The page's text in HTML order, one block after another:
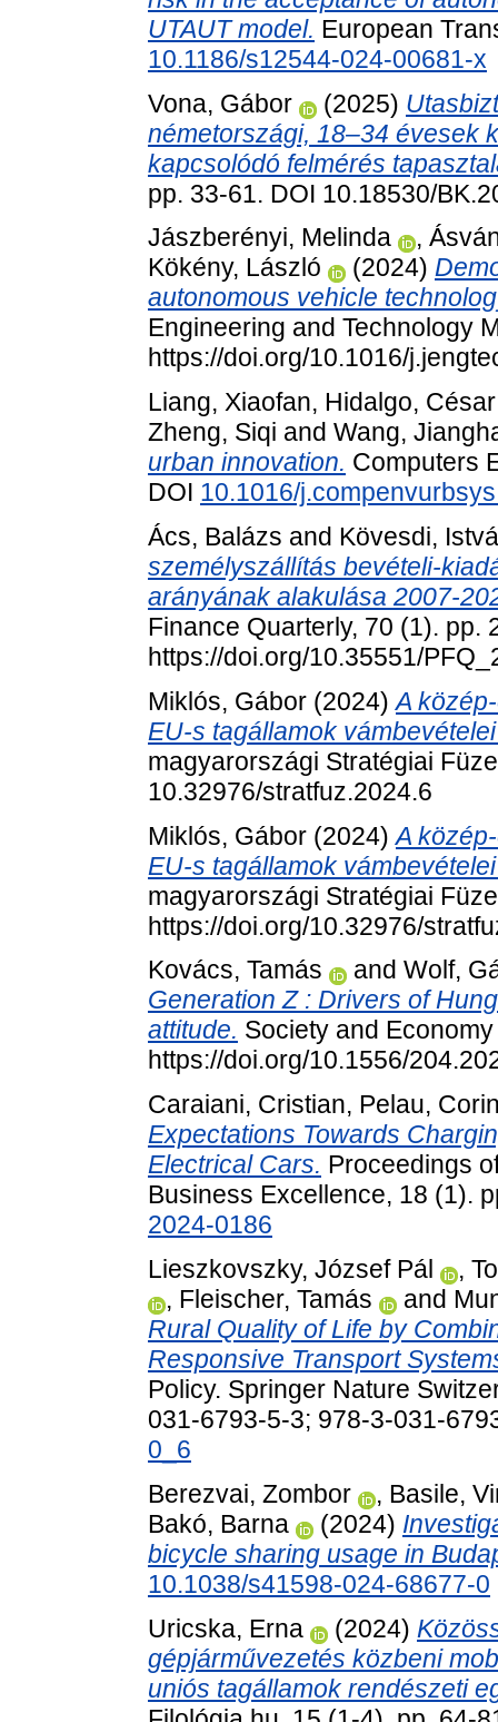
UTAUT model. European
10.1186/s12544-024-00681-x
Vona, Gábor
(2025)
németországi, 18–34 évesek
kapcsolódó felmérés
pp. 33-61. DOI 10.18530/
Jászberényi, Melinda
,
Kökény, László
(2024)
autonomous vehicle
Engineering and Technology
https://doi.org/10.1016/
Liang, Xiaofan, Hidalgo,
Zheng, Siqi and Wang,
urban innovation. Computers
DOI 10.1016/
Ács, Balázs and Kövesdi,
személyszállítás bevételi-
arányának alakulása 2007-
Finance Quarterly, 70 (1). pp.
https://doi.org/10.35551/
Miklós, Gábor (2024)A
EU-s tagállamok
magyarországi Stratégiai
10.32976/stratfuz.2024.6
Miklós, Gábor (2024)A
EU-s tagállamok
magyarországi Stratégiai
https://doi.org/10.32976/
Kovács, Tamás
and Wolf,
Generation Z : Drivers of
attitude. Society and
https://doi.org/10.1556/
Caraiani, Cristian, Pelau,
Expectations Towards
Electrical Cars. Proceedings
Business Excellence, 18 (1).
2024-0186
Lieszkovszky, József Pál
,
, Fleischer, Tamás and
Rural Quality of Life by
Responsive Transport
Policy. Springer Nature
031-6793-5-3; 978-3-031-
0_6
Berezvai, Zombor
, Basile,
Bakó, Barna
(2024)
bicycle sharing usage in
10.1038/s41598-024-68677-0
Uricska, Erna
(2024)
gépjárművezetés közbeni
uniós tagállamok rendészeti